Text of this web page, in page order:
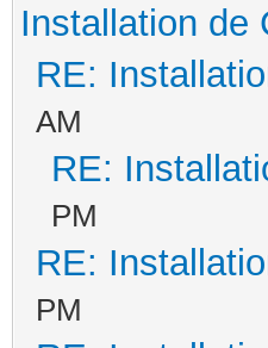
Installation de
RE:
AM
RE:
PM
RE:
PM